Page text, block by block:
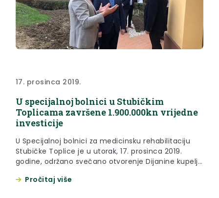
17. prosinca 2019.
U specijalnoj bolnici u Stubičkim
Toplicama završene 1.900.000kn vrijedne
investicije
U Specijalnoj bolnici za medicinsku rehabilitaciju
Stubičke Toplice je u utorak, 17. prosinca 2019.
godine, održano svečano otvorenje Dijanine kupelji i
adaptaciju u proteklom razdoblju uloženo 1.869.478
Pročitaj više